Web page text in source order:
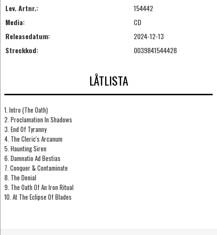
Lev. Artnr.:
154442
Media:
CD
Releasedatum:
2024-12-13
Streckkod:
0039841544428
LÅTLISTA
1. Intro (The Oath)
2. Proclamation In Shadows
3. End Of Tyranny
4. The Cleric's Arcanum
5. Haunting Siren
6. Damnatio Ad Bestias
7. Conquer & Contaminate
8. The Denial
9. The Oath Of An Iron Ritual
10. At The Eclipse Of Blades